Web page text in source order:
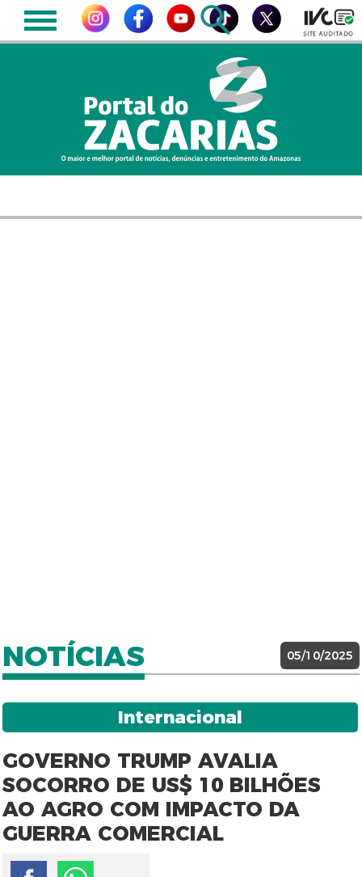
NOTÍCIAS 05/10/2025
Internacional
GOVERNO TRUMP AVALIA
SOCORRO DE US$ 10 BILHÕES
AO AGRO COM IMPACTO DA
GUERRA COMERCIAL